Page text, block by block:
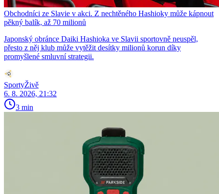
Obchodníci ze Slavie v akci. Z nechtěného Hashioky může kápnout
pěkný balík, až 70 milionů
Japonský obránce Daiki Hashioka ve Slavii sportovně neuspěl,
přesto z něj klub může vytěžit desítky milionů korun díky
promyšlené smluvní strategii.
SportyŽivě
6. 8. 2026, 21:32
3 min